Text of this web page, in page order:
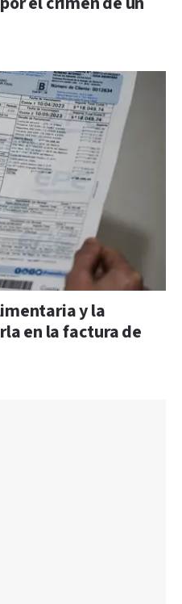
y la
en la factura de